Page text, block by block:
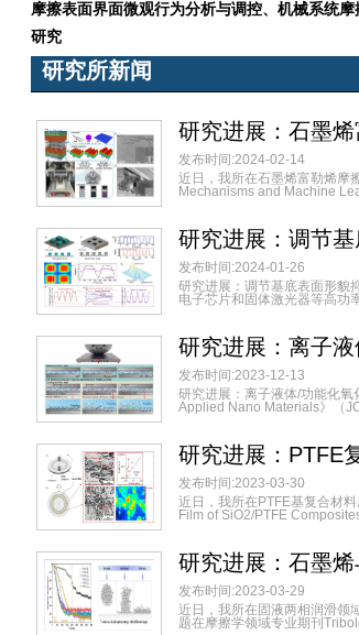
摩擦表面界面微观行为分析与调控、 机械系统摩
研究
研究所新闻
研究进展：石墨
发布时间:2024-02-14
近日，我所在石墨烯富勒烯摩
Mechanisms and Machine
研究进展：调节
发布时间:2024-01-26
研究进展：调节基底表面形貌
电子芯片和固体激光器等高功
研究进展：离子
发布时间:2023-12-13
研究进展：离子液体/功能化
Applied Nano Materials》（
研究进展：PTFE
发布时间:2023-03-30
近日，我所在PTFE基复合材
Film of SiO2/PTFE
研究进展：石墨
发布时间:2023-03-29
近日，我所在固液两相润滑领
题在摩擦学领域专业期刊